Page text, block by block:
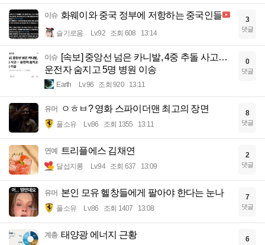
이슈 화웨이와 중국 정부에 저항하는 중국인들
슬기로움 Lv.92 조회 608 13:14
3
댓글
이슈 [속보] 중앙선 넘은 카니발, 4중 추돌 사고…
운전자 숨지고 5명 병원 이송
Earth Lv.96 조회 920 13:11
0
댓글
유머 ㅇㅎㅂ? 영화 스파이더맨 최고의 장면
풀소유 Lv.86 조회 1355 13:11
8
댓글
연예 트리플에스 김채연
달섭지롱 Lv.94 조회 637 13:09
2
댓글
유머 본인 모유 헬창들에게 팔아야 한다는 눈나
풀소유 Lv.86 조회 1407 13:08
7
댓글
계층 태양광 에너지 근황 6